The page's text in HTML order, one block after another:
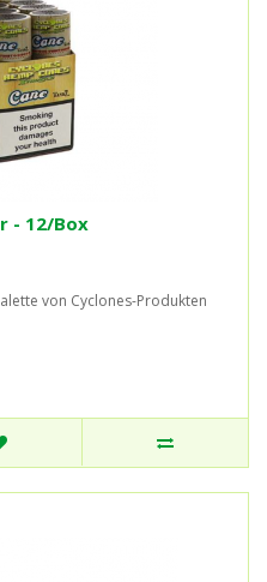
- 12/Box
von Cyclones-Produkten